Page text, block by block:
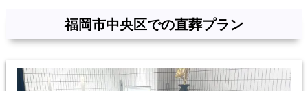
福
岡
中
福岡市中央区での直葬プラン